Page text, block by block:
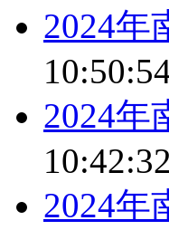
2024年
2024年
10:42:32
2024